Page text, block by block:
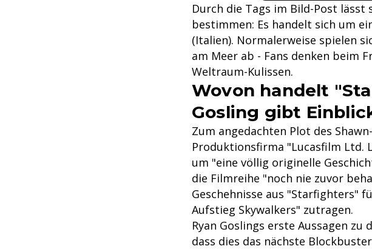
Durch die Tags im Bild-Post lässt
bestimmen: Es handelt sich um
(Italien). Normalerweise spielen
am Meer ab - Fans denken beim
Weltraum-Kulissen.
Wovon handelt
Gosling gibt
Zum angedachten Plot des
Produktionsfirma "Lucasfilm Ltd.
um "eine völlig originelle
die Filmreihe "noch nie zuvor
Geschehnisse aus "Starfighters"
Aufstieg Skywalkers" zutragen.
Ryan Goslings erste Aussagen
dass dies das nächste